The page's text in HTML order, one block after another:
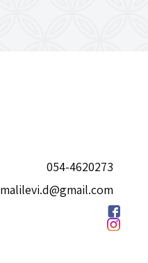
054-4620273
malilevi.d@gmail.com